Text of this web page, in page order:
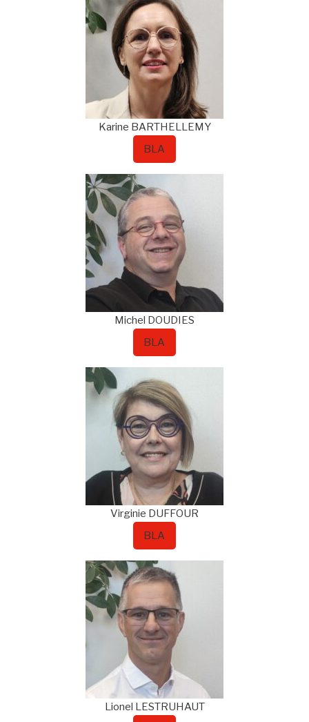
Karine BARTHELLEMY
BLA
Michel DOUDIES
BLA
Virginie DUFFOUR
BLA
Lionel LESTRUHAUT